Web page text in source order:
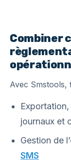
Combiner
Avec Smstools,
journaux et
Gestion de
SMS